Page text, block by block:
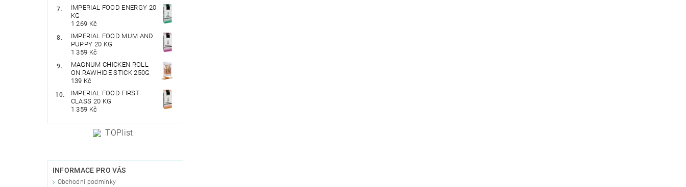
IMPERIAL FOOD ENERGY 20
KG
1 269 Kč
IMPERIAL FOOD MUM AND
PUPPY 20 KG
1 359 Kč
MAGNUM CHICKEN ROLL
ON RAWHIDE STICK 250G
139 Kč
IMPERIAL FOOD FIRST
CLASS 20 KG
1 359 Kč
INFORMACE PRO VÁS
Obchodní podmínky